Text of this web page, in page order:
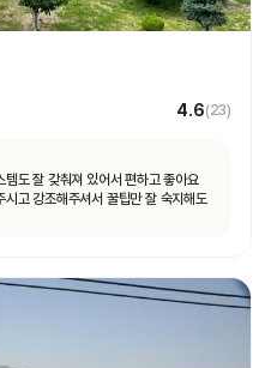
4.6(23)
도 잘 갖춰져 있어서 편하고 좋아요
고 강조해주셔서 꿀팁만 잘 숙지해도